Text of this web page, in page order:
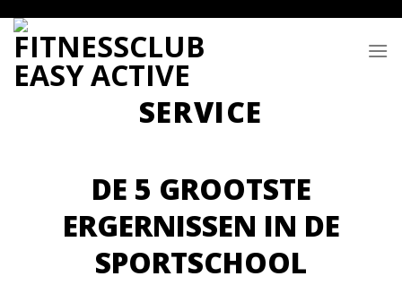
content
DE 5 GROOTSTE
ERGERNISSEN IN DE
SPORTSCHOOL